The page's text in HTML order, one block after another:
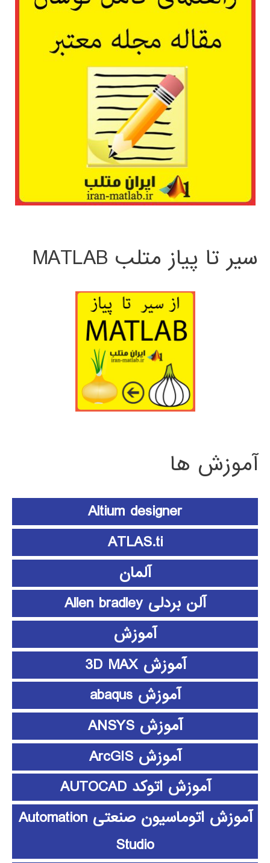
سیر تا پیاز متلب MATLAB
آموزش ها
Altium designer
ATLAS.ti
آلمان
آلن بردلی Allen bradley
آموزش
آموزش 3D MAX
آموزش abaqus
آموزش ANSYS
آموزش ArcGIS
آموزش اتوکد AUTOCAD
آموزش اتوماسیون صنعتی Automation
Studio